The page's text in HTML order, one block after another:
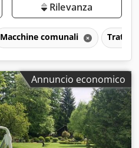
Rilevanza
Macchine comunali
Annuncio economico